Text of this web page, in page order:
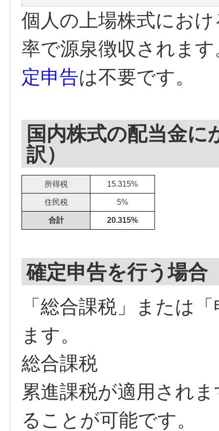
個人の上場株式にお
率で源泉徴収されま
定申告は不要です。
国内株式の配当金に
訳）
所得税 15.315%
住民税 5%
合計 20.315%
確定申告を行う場合
「総合課税」または
ます。
総合課税
累進課税が適用され
ることが可能です。